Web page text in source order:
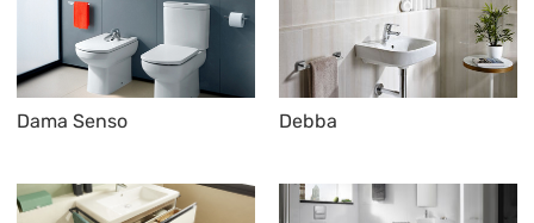
Dama Senso Debba